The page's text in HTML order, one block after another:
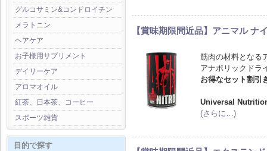
グルコサミン&コンドロイチン
メラトニン
ヘアケア
お子様用サプリメント
デイリーケア
アロマオイル
紅茶、日本茶、コーヒー
スポーツ雑貨
目的で探す
【賞味期限間近品】アニマル ナ
筋肉の材料となる
アナボリックドラ
お得なセット割引
Universal
(さらに…)